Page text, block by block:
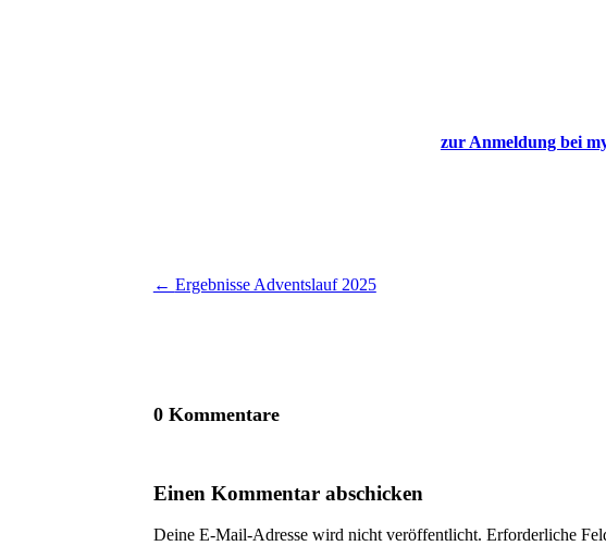
zur Anmeldung bei
← Ergebnisse Adventslauf 2025
0 Kommentare
Einen Kommentar abschicken
Deine E-Mail-Adresse wird nicht veröffentlicht. Erforderliche